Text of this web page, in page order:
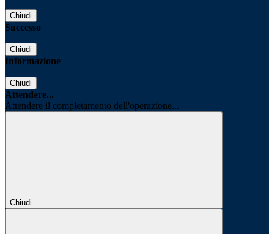
Chiudi
Successo
Chiudi
Informazione
Chiudi
Attendere...
Attendere il completamento dell'operazione...
Chiudi